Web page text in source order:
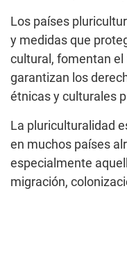
Los países
y medidas que
cultural, fomentan
garantizan los
étnicas y culturales
La pluriculturalidad
en muchos países
especialmente
migración,